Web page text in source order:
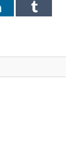
LinkedInTumblr